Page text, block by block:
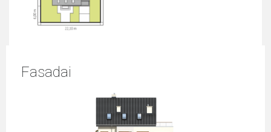
Fasadai